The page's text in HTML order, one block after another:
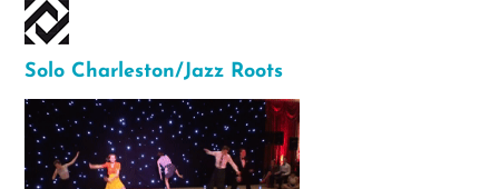
Solo Charleston/Jazz Roots